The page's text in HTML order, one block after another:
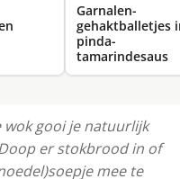
Garnalen-
gehaktballetjes
pinda-
tamarindesaus
gooi je natuurlijk
er stokbrood in of
mee te